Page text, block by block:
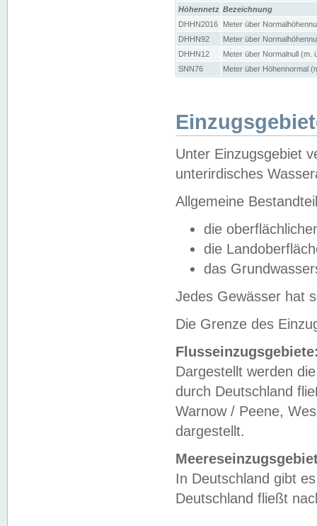
Höhennetz Bezeichnung
DHHN2016
Meter über
DHHN92
Meter über
DHHN12
Meter über Normalnull (m.
SNN76
Meter über Höhennormal
Unter Einzugsgebiet
unterirdisches
Allgemeine
die
die
das
Jedes Gewässer hat
Die Grenze des
Dargestellt werden
durch Deutschland
Warnow / Peene,
dargestellt.
In Deutschland gibt
Deutschland fließt